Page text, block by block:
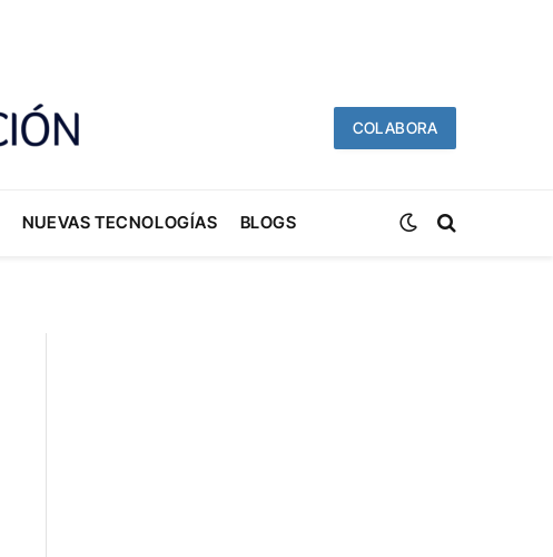
COLABORA
NUEVAS TECNOLOGÍAS BLOGS